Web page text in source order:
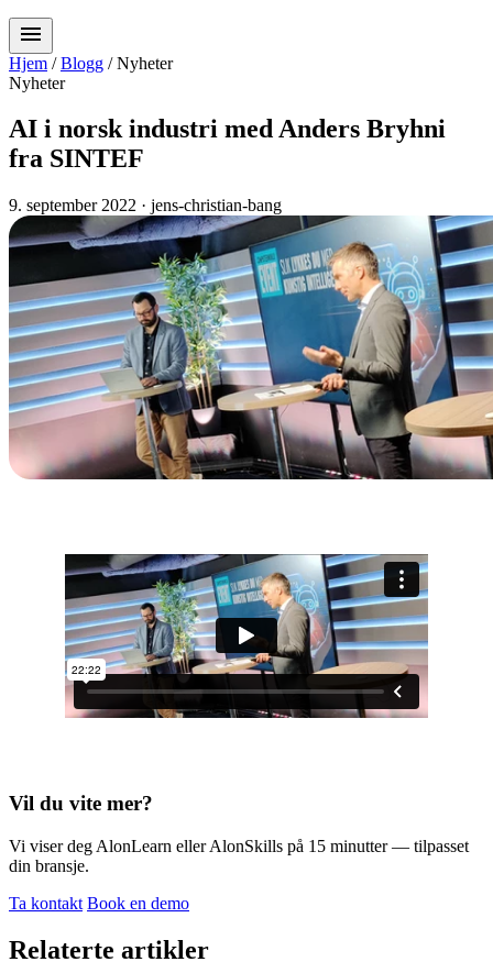
menu
Hjem / Blogg / Nyheter
Nyheter
AI i norsk industri med Anders Bryhni
fra SINTEF
9. september 2022 · jens-christian-bang
Vil du vite mer?
Vi viser deg AlonLearn eller AlonSkills på 15 minutter — tilpasset
din bransje.
Ta kontakt Book en demo
Relaterte artikler